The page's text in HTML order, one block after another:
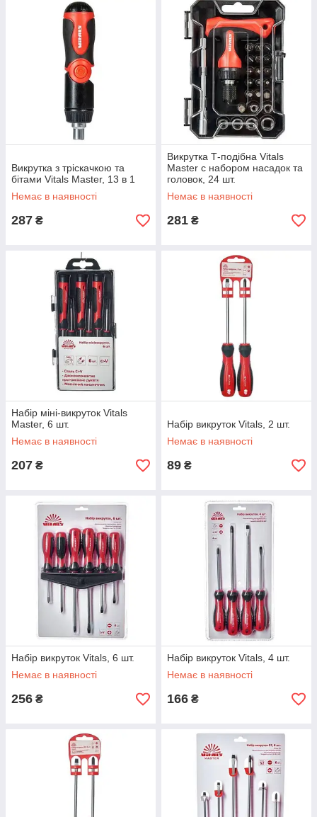
Викрутка з тріскачкою та
бітами Vitals Master, 13 в 1
Немає в наявності
287 ₴
Викрутка Т-подібна Vitals
Master с набором насадок та
головок, 24 шт.
Немає в наявності
281 ₴
Набір міні-викруток Vitals
Master, 6 шт.
Немає в наявності
207 ₴
Набір викруток Vitals, 2 шт.
Немає в наявності
89 ₴
Набір викруток Vitals, 6 шт.
Немає в наявності
256 ₴
Набір викруток Vitals, 4 шт.
Немає в наявності
166 ₴